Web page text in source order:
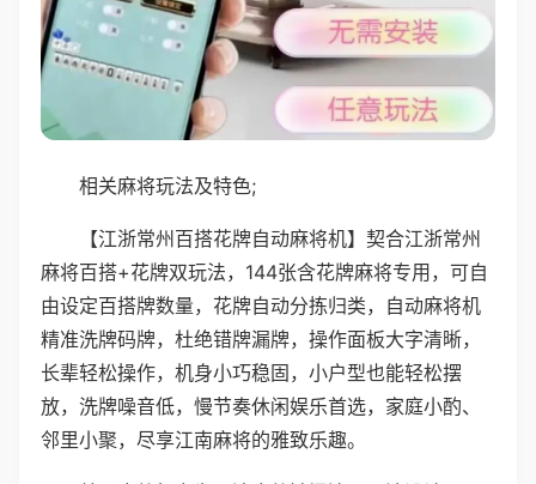
相关麻将玩法及特色;
【江浙常州百搭花牌自动麻将机】契合江浙常州
麻将百搭+花牌双玩法，144张含花牌麻将专用，可自
由设定百搭牌数量，花牌自动分拣归类，自动麻将机
精准洗牌码牌，杜绝错牌漏牌，操作面板大字清晰，
长辈轻松操作，机身小巧稳固，小户型也能轻松摆
放，洗牌噪音低，慢节奏休闲娱乐首选，家庭小酌、
邻里小聚，尽享江南麻将的雅致乐趣。